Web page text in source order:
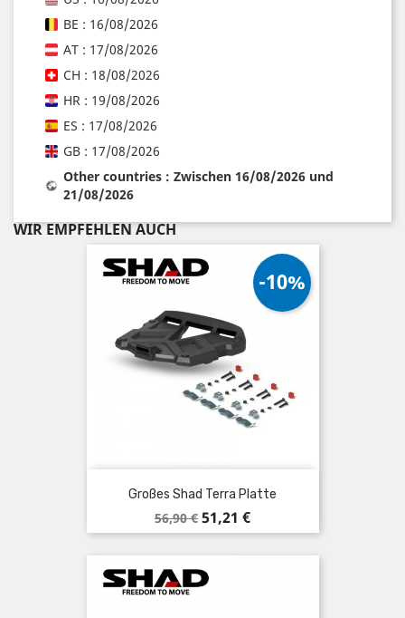
BE : 16/08/2026
AT : 17/08/2026
CH : 18/08/2026
HR : 19/08/2026
ES : 17/08/2026
GB : 17/08/2026
Other countries : Zwischen 16/08/2026 und
21/08/2026
WIR EMPFEHLEN AUCH
Großes Shad Terra Platte
Verkaufspreis
56,90 €
-10%
Preis
51,21 €